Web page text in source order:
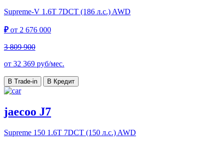
Supreme-V 1.6T 7DCT (186 л.с.) AWD
₽от 2 676 000
3 809 900
от 32 369 руб/мес.
В Trade-in В Кредит
jaecoo J7
Supreme 150 1.6T 7DCT (150 л.с.) AWD